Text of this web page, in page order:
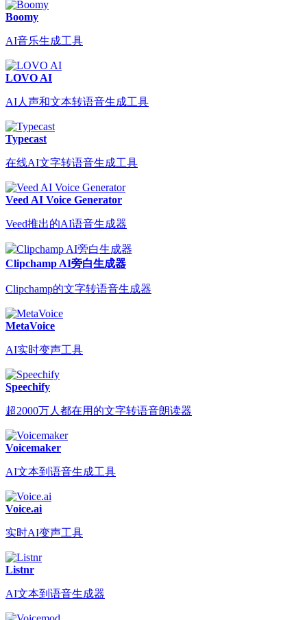
Boomy
AI音乐生成工具
LOVO AI
AI人声和文本转语音生成工具
Typecast
在线AI文字转语音生成工具
Veed AI Voice Generator
Veed推出的AI语音生成器
Clipchamp AI旁白生成器
Clipchamp的文字转语音生成器
MetaVoice
AI实时变声工具
Speechify
超2000万人都在用的文字转语音朗读器
Voicemaker
AI文本到语音生成工具
Voice.ai
实时AI变声工具
Listnr
AI文本到语音生成器